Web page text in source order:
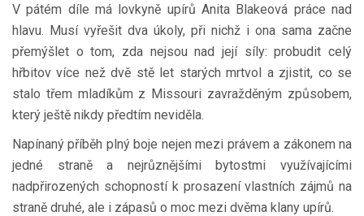
V pátém díle má lovkyně upírů Anita Blakeová práce nad
hlavu. Musí vyřešit dva úkoly, při nichž i ona sama začne
přemýšlet o tom, zda nejsou nad její síly: probudit celý
hřbitov více než dvě stě let starých mrtvol a zjistit, co se
stalo třem mladíkům z Missouri zavražděným způsobem,
který ještě nikdy předtím neviděla.
Napínaný příběh plný boje nejen mezi právem a zákonem na
jedné straně a nejrůznějšími bytostmi využívajícími
nadpřirozených schopností k prosazení vlastních zájmů na
straně druhé, ale i zápasů o moc mezi dvěma klany upírů.